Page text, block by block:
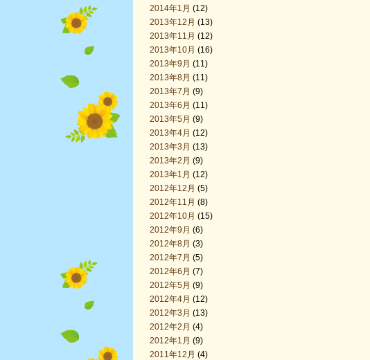
2014年1月 (12)
2013年12月 (13)
2013年11月 (12)
2013年10月 (16)
2013年9月 (11)
2013年8月 (11)
2013年7月 (9)
2013年6月 (11)
2013年5月 (9)
2013年4月 (12)
2013年3月 (13)
2013年2月 (9)
2013年1月 (12)
2012年12月 (5)
2012年11月 (8)
2012年10月 (15)
2012年9月 (6)
2012年8月 (3)
2012年7月 (5)
2012年6月 (7)
2012年5月 (9)
2012年4月 (12)
2012年3月 (13)
2012年2月 (4)
2012年1月 (9)
2011年12月 (4)